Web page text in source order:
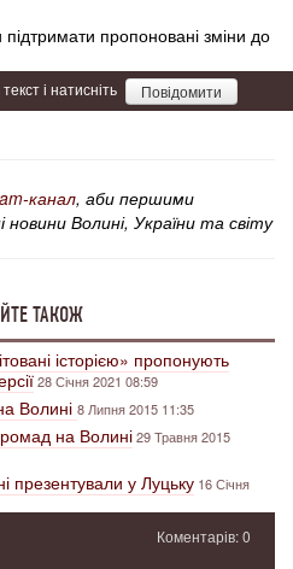
пропоновані зміни до
і натисніть Повідомити
канал, аби першими
новини Волині, України та світу
ТАКОЖ
історією» пропонують
28 Січня 2021 08:59
Волині 8 Липня 2015 11:35
на Волині29 Травня 2015
презентували у Луцьку 16 Січня
Коментарів: 0